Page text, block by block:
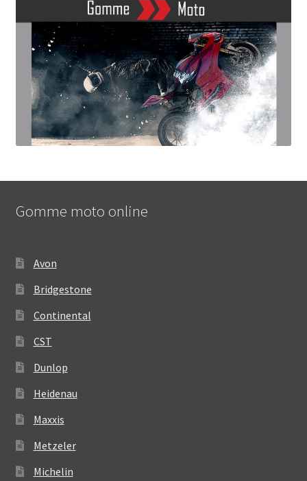
Gomme moto online
Avon
Bridgestone
Continental
CST
Dunlop
Heidenau
Maxxis
Metzeler
Michelin